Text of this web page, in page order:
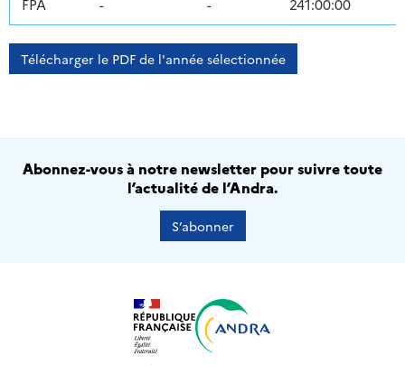
FPA - - 241:00:00
Télécharger le PDF de l'année sélectionnée
Abonnez-vous à notre newsletter pour suivre toute
l’actualité de l’Andra.
S’abonner